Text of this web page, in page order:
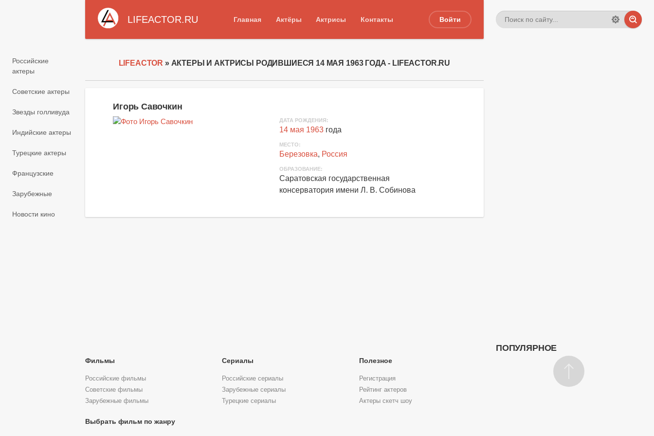
LIFEACTOR.RU Главная Актёры Актрисы Контакты Войти
Российские
актеры
Советские актеры
Звезды голливуда
Индийские актеры
Турецкие актеры
Французские
Зарубежные
Новости кино
LIFEACTOR » АКТЕРЫ И АКТРИСЫ РОДИВШИЕСЯ 14 МАЯ 1963 ГОДА - LIFEACTOR.RU
Игорь Савочкин
ДАТА РОЖДЕНИЯ:
14 мая 1963 года
МЕСТО:
Березовка, Россия
ОБРАЗОВАНИЕ:
Саратовская государственная
консерватория имени Л. В. Собинова
ПОПУЛЯРНОЕ
Фильмы
Российские фильмы
Советские фильмы
Зарубежные фильмы
Сериалы
Российские сериалы
Зарубежные сериалы
Турецкие сериалы
Полезное
Регистрация
Рейтинг актеров
Актеры скетч шоу
Выбрать фильм по жанру